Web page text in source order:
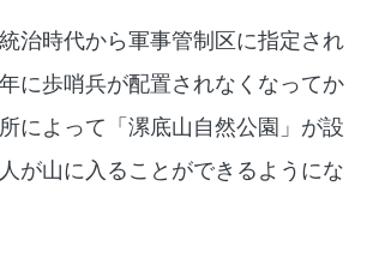
治時代から軍事管制区に指定され
に歩哨兵が配置されなくなってか
によって「漯底山自然公園」が設
が山に入ることができるようにな